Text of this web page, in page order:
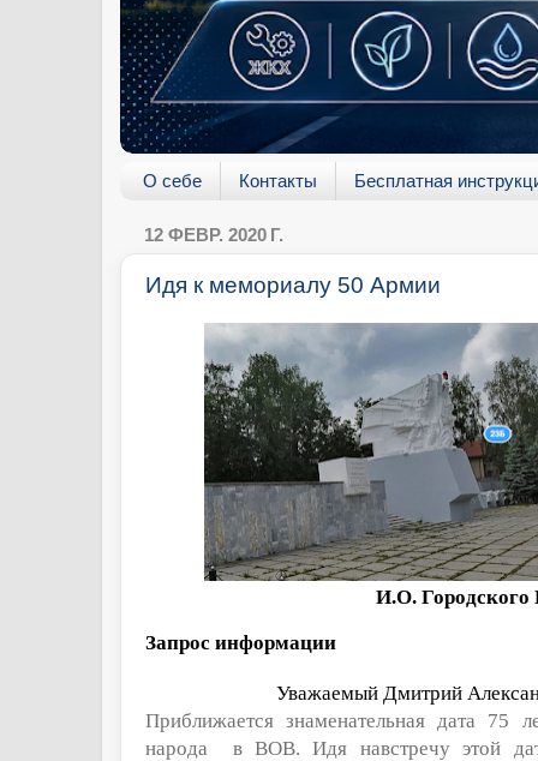
О себе Контакты Бесплатная
12 ФЕВР. 2020 Г.
Идя к мемориалу 50 Армии
И.О.
Запрос информации
Уважаемый Дмитрий
Приближается знаменательная дата 75
народа
в ВОВ. Идя навстречу этой